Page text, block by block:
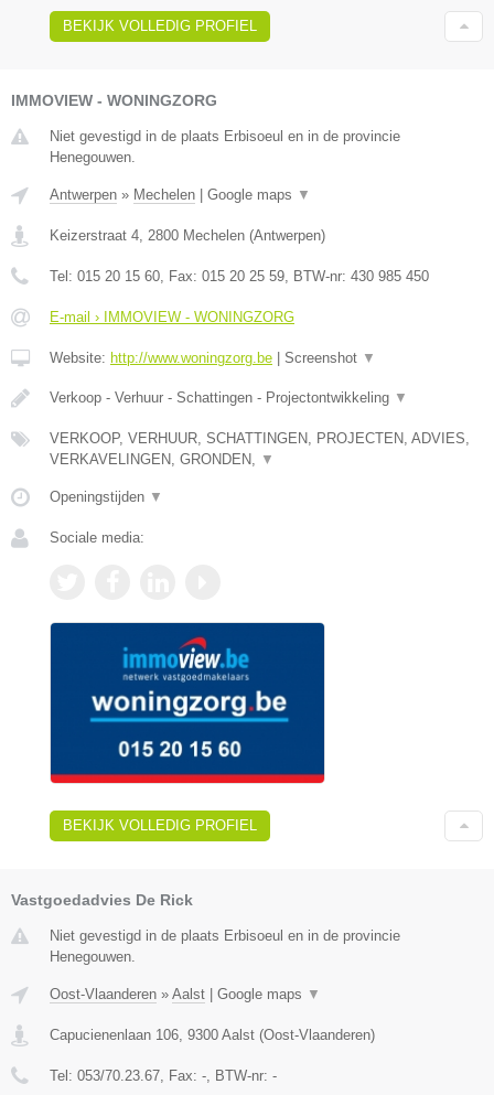
BEKIJK VOLLEDIG PROFIEL
IMMOVIEW - WONINGZORG
Niet gevestigd in de plaats Erbisoeul en in de provincie
Henegouwen.
Antwerpen » Mechelen Google maps ▼
Keizerstraat 4 2800 Mechelen (Antwerpen)
Tel: 015 20 15 60 , Fax: 015 20 25 59 , BTW-nr: 430 985 450
E-mail › IMMOVIEW - WONINGZORG
Website: http://www.woningzorg.be Screenshot ▼
Verkoop - Verhuur - Schattingen - Projectontwikkeling ▼
VERKOOP, VERHUUR, SCHATTINGEN, PROJECTEN, ADVIES,
VERKAVELINGEN, GRONDEN,
▼
Openingstijden ▼
Sociale media:
BEKIJK VOLLEDIG PROFIEL
Vastgoedadvies De Rick
Niet gevestigd in de plaats Erbisoeul en in de provincie
Henegouwen.
Oost-Vlaanderen » Aalst Google maps ▼
Capucienenlaan 106 9300 Aalst (Oost-Vlaanderen)
Tel: 053/70.23.67 , Fax: - , BTW-nr: -